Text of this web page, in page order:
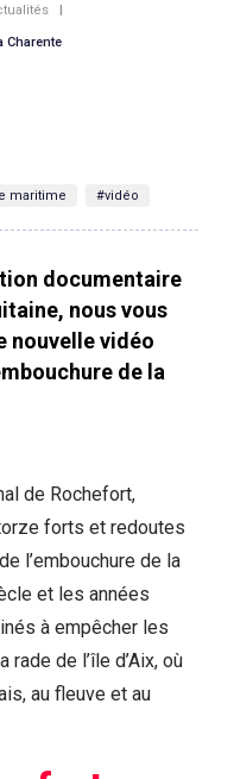
|
Charente
maritime #vidéo
documentaire
nous vous
nouvelle vidéo
de la
de Rochefort,
forts et redoutes
l’embouchure de la
et les années
à empêcher les
de l’île d’Aix, où
au fleuve et au